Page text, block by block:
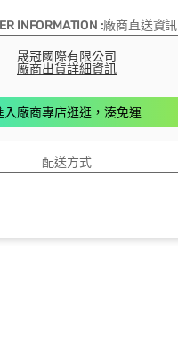
INFORMATION :廠商直送資訊
晟冠國際有限公司
廠商出貨詳細資訊
入廠商專店逛逛，湊免運
配送方式